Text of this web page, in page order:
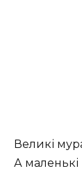
Великі
А